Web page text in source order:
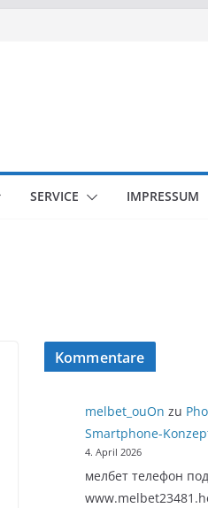
SERVICE IMPRESSUM
Kommentare
melbet_ouOn zu
Smartphone-
4. April 2026
мелбет телефон